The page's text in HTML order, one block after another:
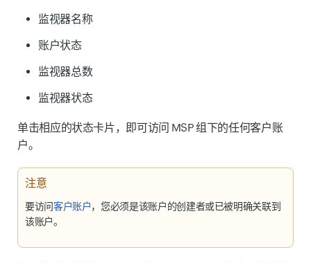
监视器名称
账户状态
监视器总数
监视器状态
单击相应的状态卡片，即可访问 MSP 组下的任何客户账
户。
注意
要访问客户账户，您必须是该账户的创建者或已被明确关联到
该账户。